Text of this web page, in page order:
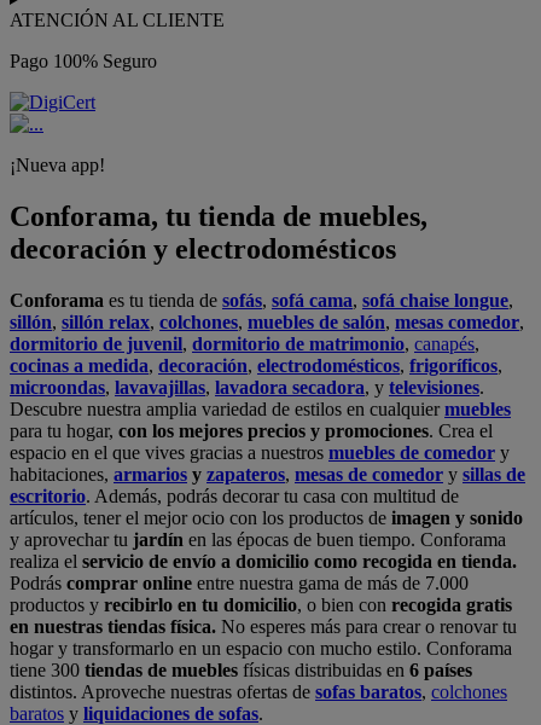
ATENCIÓN AL CLIENTE
Pago 100% Seguro
¡Nueva app!
Conforama, tu tienda de muebles,
decoración y electrodomésticos
Conforama es tu tienda de sofás, sofá cama, sofá chaise longue,
sillón, sillón relax, colchones, muebles de salón, mesas comedor,
dormitorio de juvenil, dormitorio de matrimonio, canapés,
cocinas a medida, decoración, electrodomésticos, frigoríficos,
microondas, lavavajillas, lavadora secadora, y televisiones.
Descubre nuestra amplia variedad de estilos en cualquiermuebles
para tu hogar, con los mejores precios y promociones. Crea el
espacio en el que vives gracias a nuestros muebles de comedor y
habitaciones, armarios y zapateros, mesas de comedor y sillas de
escritorio. Además, podrás decorar tu casa con multitud de
artículos, tener el mejor ocio con los productos de imagen y sonido
y aprovechar tu jardín en las épocas de buen tiempo. Conforama
realiza el servicio de envío a domicilio como recogida en tienda.
Podrás comprar online entre nuestra gama de más de 7.000
productos y recibirlo en tu domicilio, o bien con recogida gratis
en nuestras tiendas física. No esperes más para crear o renovar tu
hogar y transformarlo en un espacio con mucho estilo. Conforama
tiene 300 tiendas de muebles físicas distribuidas en 6 países
distintos. Aproveche nuestras ofertas de sofas baratos, colchones
baratos y liquidaciones de sofas.